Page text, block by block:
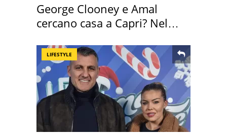
George Clooney e Amal
cercano casa a Capri? Nel
LIFESTYLE